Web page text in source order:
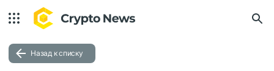
Назад к списку